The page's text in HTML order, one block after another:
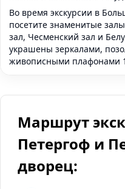
Во время экскурсии в
посетите знаменитые
зал, Чесменский зал и
украшены зеркалами,
живописными плафонами
Маршрут
Петергоф и
дворец: